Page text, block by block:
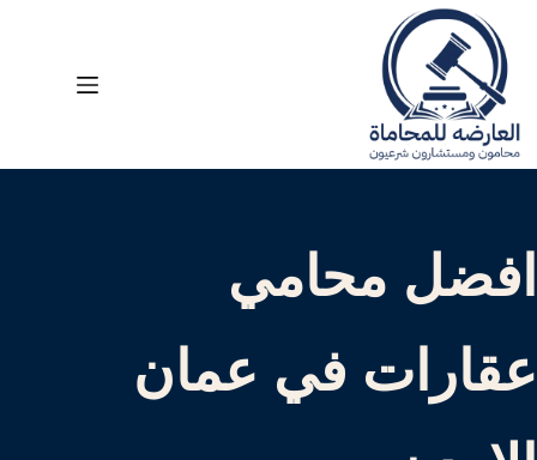
التجاوز
إلى
المحتوى
افضل محامي
عقارات في عمان